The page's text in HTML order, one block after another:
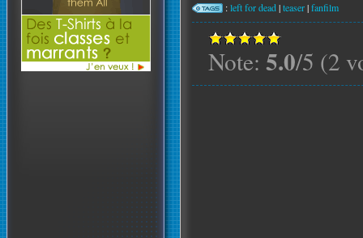
:left for dead|teaser|fanfilm
Note: 5.0/5 (2